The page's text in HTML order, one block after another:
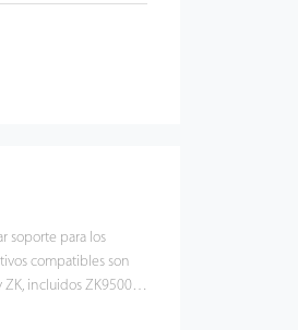
soporte para los
compatibles son
ZK, incluidos ZK9500,